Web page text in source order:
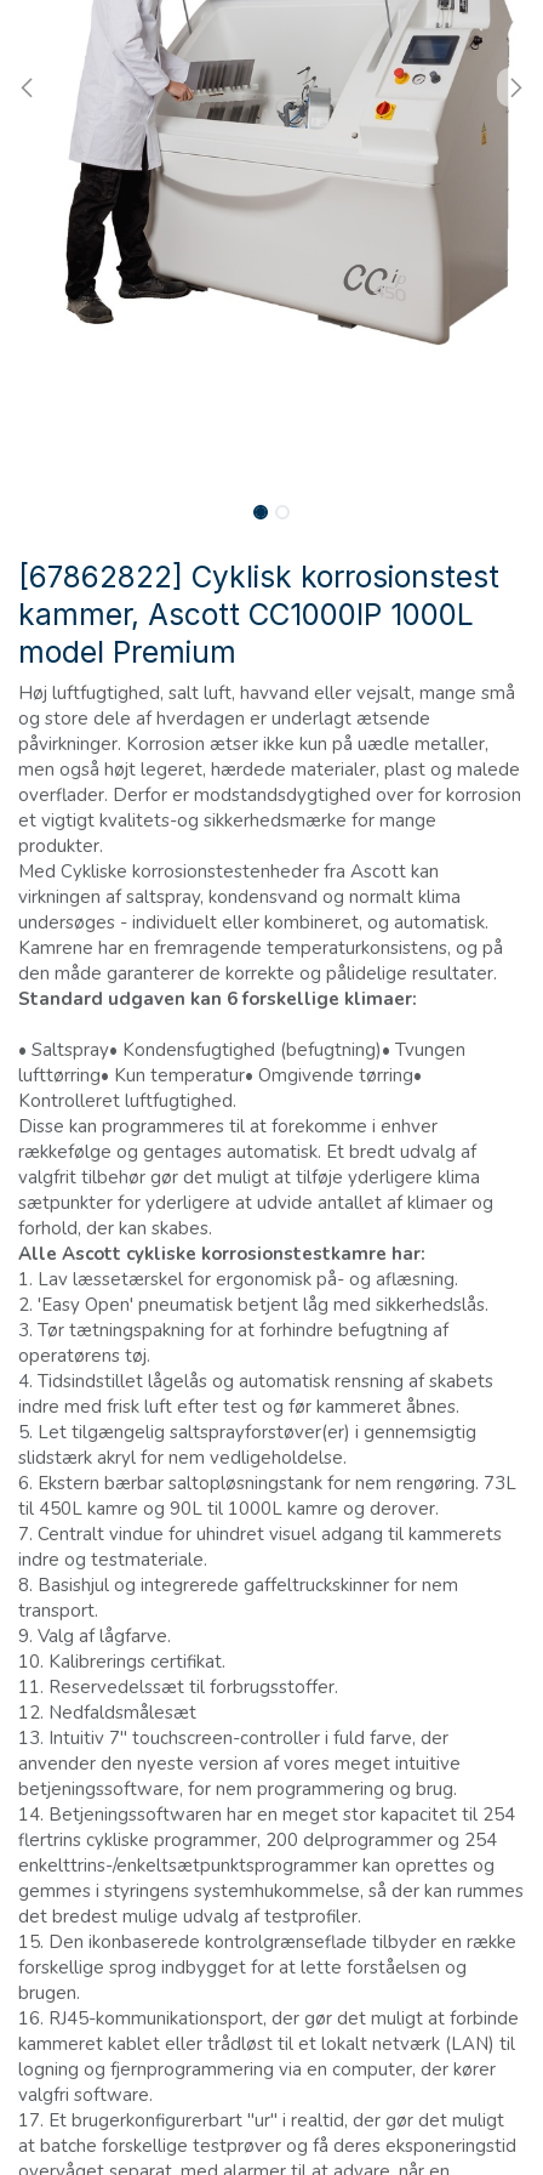
[67862822] Cyklisk korrosionstest
kammer, Ascott CC1000IP 1000L
model Premium
Høj luftfugtighed, salt luft, havvand eller vejsalt, mange små
og store dele af hverdagen er underlagt ætsende
påvirkninger. Korrosion ætser ikke kun på uædle metaller,
men også højt legeret, hærdede materialer, plast og malede
overflader. Derfor er modstandsdygtighed over for korrosion
et vigtigt kvalitets-og sikkerhedsmærke for mange
produkter.
Med Cykliske korrosionstestenheder fra Ascott kan
virkningen af saltspray, kondensvand og normalt klima
undersøges - individuelt eller kombineret, og automatisk.
Kamrene har en fremragende temperaturkonsistens, og på
den måde garanterer de korrekte og pålidelige resultater.
Standard udgaven kan 6 forskellige klimaer:
• Saltspray• Kondensfugtighed (befugtning)• Tvungen
lufttørring• Kun temperatur• Omgivende tørring•
Kontrolleret luftfugtighed.
Disse kan programmeres til at forekomme i enhver
rækkefølge og gentages automatisk. Et bredt udvalg af
valgfrit tilbehør gør det muligt at tilføje yderligere klima
sætpunkter for yderligere at udvide antallet af klimaer og
forhold, der kan skabes.
Alle Ascott cykliske korrosionstestkamre har:
1. Lav læssetærskel for ergonomisk på- og aflæsning.
2. 'Easy Open' pneumatisk betjent låg med sikkerhedslås.
3. Tør tætningspakning for at forhindre befugtning af
operatørens tøj.
4. Tidsindstillet lågelås og automatisk rensning af skabets
indre med frisk luft efter test og før kammeret åbnes.
5. Let tilgængelig saltsprayforstøver(er) i gennemsigtig
slidstærk akryl for nem vedligeholdelse.
6. Ekstern bærbar saltopløsningstank for nem rengøring. 73L
til 450L kamre og 90L til 1000L kamre og derover.
7. Centralt vindue for uhindret visuel adgang til kammerets
indre og testmateriale.
8. Basishjul og integrerede gaffeltruckskinner for nem
transport.
9. Valg af lågfarve.
10. Kalibrerings certifikat.
11. Reservedelssæt til forbrugsstoffer.
12. Nedfaldsmålesæt
13. Intuitiv 7" touchscreen-controller i fuld farve, der
anvender den nyeste version af vores meget intuitive
betjeningssoftware, for nem programmering og brug.
14. Betjeningssoftwaren har en meget stor kapacitet til 254
flertrins cykliske programmer, 200 delprogrammer og 254
enkelttrins-/enkeltsætpunktsprogrammer kan oprettes og
gemmes i styringens systemhukommelse, så der kan rummes
det bredest mulige udvalg af testprofiler.
15. Den ikonbaserede kontrolgrænseflade tilbyder en række
forskellige sprog indbygget for at lette forståelsen og
brugen.
16. RJ45-kommunikationsport, der gør det muligt at forbinde
kammeret kablet eller trådløst til et lokalt netværk (LAN) til
logning og fjernprogrammering via en computer, der kører
valgfri software.
17. Et brugerkonfigurerbart "ur" i realtid, der gør det muligt
at batche forskellige testprøver og få deres eksponeringstid